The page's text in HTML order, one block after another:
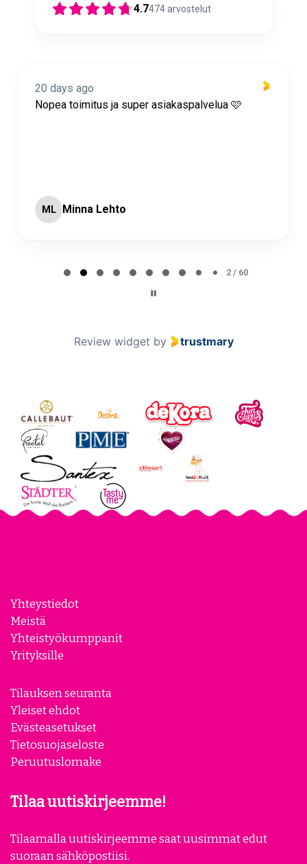
4.7474arvostelut
20 days ago
Nopea toimitus ja super asiakaspalvelua 🩷
ML Minna Lehto
2 / 60
Review widget by trustmary
Yhteystiedot
Meistä
Yhteistyökumppanit
Yrityksille
Tilauksen seuranta
Yleiset ehdot
Evästeasetukset
Tietosuojaseloste
Peruutuslomake
Tilaa uutiskirjeemme!
Tilaamalla uutiskirjeemme saat uusimmat edut
suoraan sähköpostiisi.